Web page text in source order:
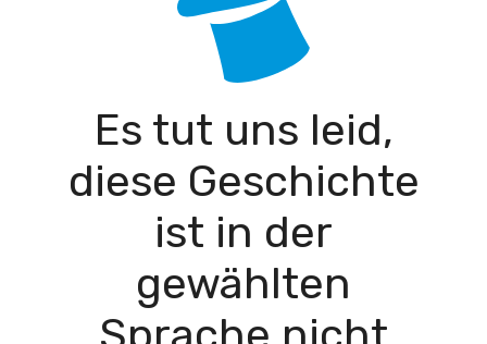
Es tut uns leid,
diese Geschichte
ist in der
gewählten